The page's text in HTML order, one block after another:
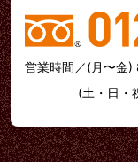
営業時間／(月〜金
(土・日・